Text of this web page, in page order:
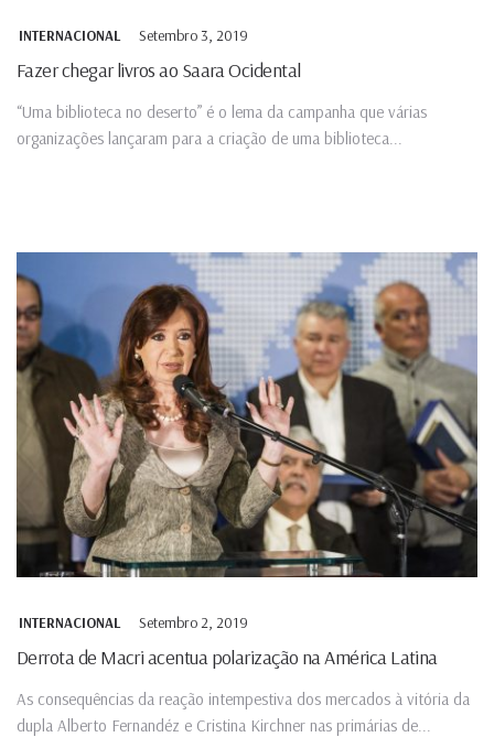
INTERNACIONAL Setembro 3, 2019
Fazer chegar livros ao Saara Ocidental
“Uma biblioteca no deserto” é o lema da campanha que várias
organizações lançaram para a criação de uma biblioteca...
INTERNACIONAL Setembro 2, 2019
Derrota de Macri acentua polarização na América Latina
As consequências da reação intempestiva dos mercados à vitória da
dupla Alberto Fernandéz e Cristina Kirchner nas primárias de...